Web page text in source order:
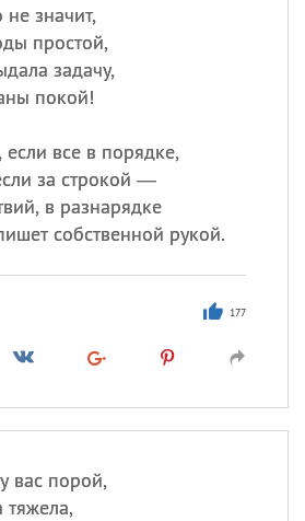
не значит,
простой,
задачу,
покой!
все в порядке,
за строкой —
в разнарядке
собственной рукой.
177
вас порой,